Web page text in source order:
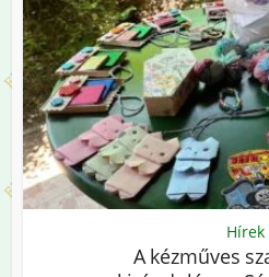
Hírek
A kézműves